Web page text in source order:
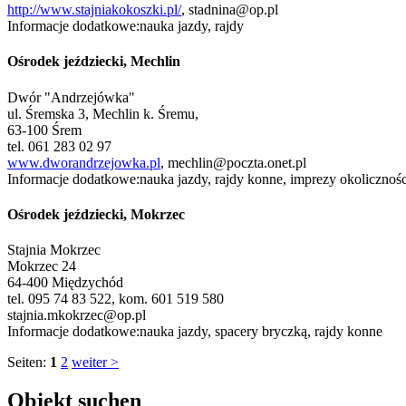
http://www.stajniakokoszki.pl/, stadnina@op.pl
Informacje dodatkowe:nauka jazdy, rajdy
Ośrodek jeździecki, Mechlin
Dwór "Andrzejówka"
ul. Śremska 3, Mechlin k. Śremu,
63-100 Śrem
tel. 061 283 02 97
www.dworandrzejowka.pl, mechlin@poczta.onet.pl
Informacje dodatkowe:nauka jazdy, rajdy konne, imprezy
Ośrodek jeździecki, Mokrzec
Stajnia Mokrzec
Mokrzec 24
64-400 Międzychód
tel. 095 74 83 522, kom. 601 519 580
stajnia.mkokrzec@op.pl
Informacje dodatkowe:nauka jazdy, spacery bryczką, rajdy konne
Seiten: 1 2 weiter >
Objekt suchen